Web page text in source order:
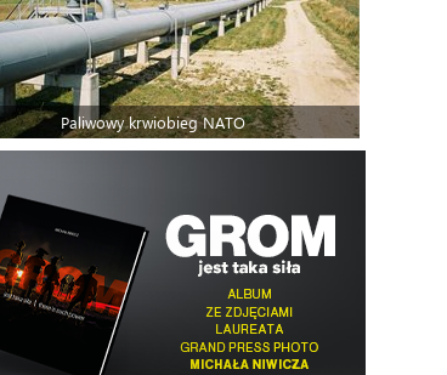
Paliwowy krwiobieg NATO